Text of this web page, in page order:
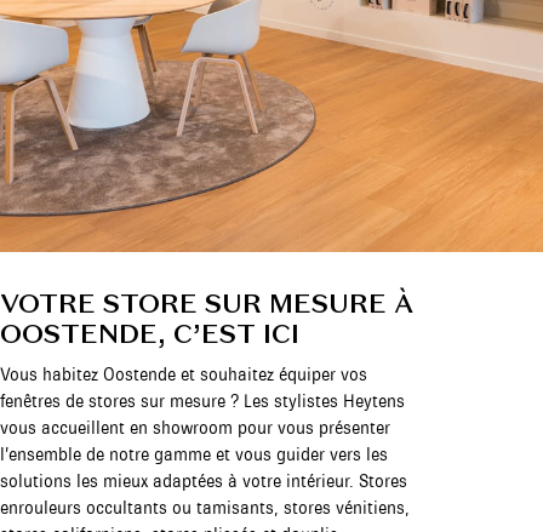
VOTRE STORE SUR MESURE À
OOSTENDE, C’EST ICI
Vous habitez Oostende et souhaitez équiper vos
fenêtres de stores sur mesure ? Les stylistes Heytens
vous accueillent en showroom pour vous présenter
l’ensemble de notre gamme et vous guider vers les
solutions les mieux adaptées à votre intérieur. Stores
enrouleurs occultants ou tamisants, stores vénitiens,